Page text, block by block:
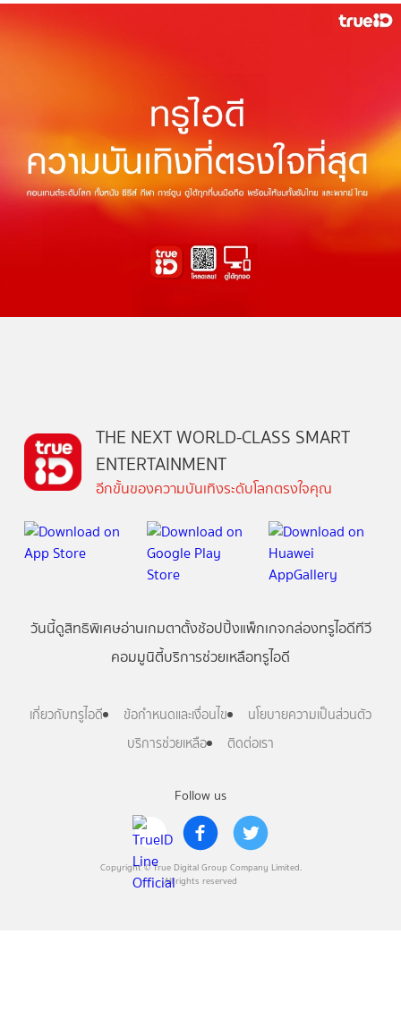
Follow us
Copyright © True Digital Group Company Limited.
All rights reserved
THE NEXT WORLD-CLASS SMART
ENTERTAINMENT
อีกขั้นของความบันเทิงระดับโลกตรงใจคุณ
วันนี้ดูสิทธิพิเศษอ่านเกมตาตั้งช้อปปิ้งแพ็กเกจกล่องทรูไอดีทีวี
คอมมูนิตี้บริการช่วยเหลือทรูไอดี
เกี่ยวกับทรูไอดี ข้อกำหนดและเงื่อนไข
นโยบายความเป็นส่วนตัว
บริการช่วยเหลือ
ติดต่อเรา